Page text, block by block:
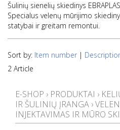
Šulinių sienelių skiedinys
Specialus velenų mūrijimo
statybai ir greitam remontui.
Sort by: Item number |
2 Article
E-SHOP › PRODUKTAI ›
IR ŠULINIŲ ĮRANGA ›
INJEKTAVIMAS IR MŪRO